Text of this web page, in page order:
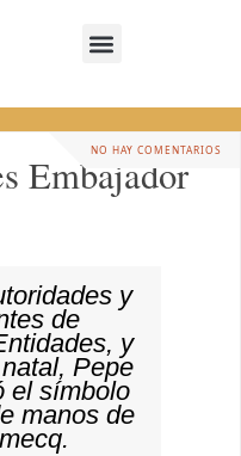
NO HAY COMENTARIOS
Embajador
y
de
y
Pepe
el símbolo
manos de